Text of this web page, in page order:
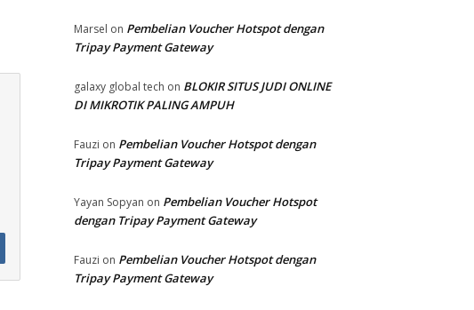
Marsel on Pembelian Voucher Hotspot dengan
Tripay Payment Gateway
galaxy global tech on BLOKIR SITUS JUDI ONLINE
DI MIKROTIK PALING AMPUH
Fauzi on Pembelian Voucher Hotspot dengan
Tripay Payment Gateway
Yayan Sopyan on Pembelian Voucher Hotspot
dengan Tripay Payment Gateway
Fauzi on Pembelian Voucher Hotspot dengan
Tripay Payment Gateway